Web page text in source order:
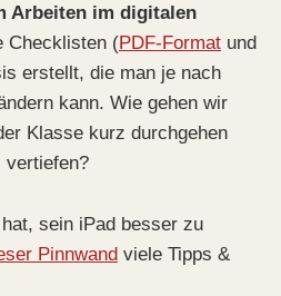
Arbeiten im digitalen
Checklisten (PDF-Format und
erstellt, die man je nach
kann. Wie gehen wir
Klasse kurz durchgehen
vertiefen?
sein iPad besser zu
Pinnwand viele Tipps &